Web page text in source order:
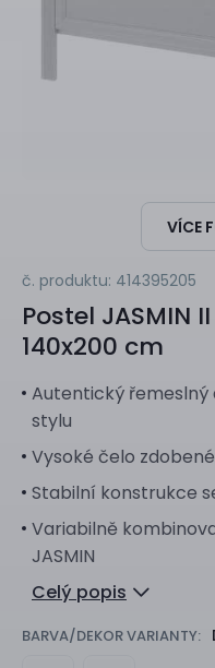
VÍCE
č. produktu: 414395205
Postel JASMIN
140x200 cm
Autentický řemeslný
stylu
Vysoké čelo
Stabilní konstrukce
Variabilně
JASMIN
Celý popis
BARVA/DEKOR VARIANTY: